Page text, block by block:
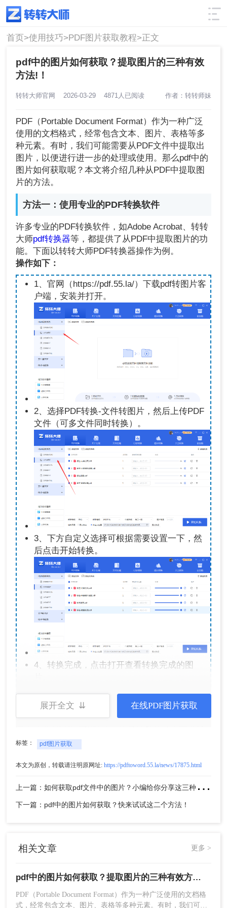
使用技巧 筛选
首页>使用技巧>PDF图片获取教程>正文
pdf中的图片如何获取？提取图片的三种有效
方法!！
转转大师官网 2026-03-29 4871人已阅读 作者：转转师妹
PDF（Portable Document Format）作为一种广泛
使用的文档格式，经常包含文本、图片、表格等多
种元素。有时，我们可能需要从PDF文件中提取出
图片，以便进行进一步的处理或使用。那么pdf中的
图片如何获取呢？本文将介绍几种从PDF中提取图
片的方法。
方法一：使用专业的PDF转换软件
许多专业的PDF转换软件，如Adobe Acrobat、转转
大师pdf转换器等，都提供了从PDF中提取图片的功
能。下面以转转大师PDF转换器操作为例。
操作如下：
1、官网（https://pdf.55.la/）下载pdf转图片客
户端，安装并打开。
2、选择PDF转换-文件转图片，然后上传PDF
文件（可多文件同时转换）。
3、下方自定义选择可根据需要设置一下，然
后点击开始转换。
4、转换完成，点击打开查看转换完成的图
方法二：使用在线工具
帮助你从PDF中提取图片。这些工具通常无需安
装，只需上传PDF文件，然后选择需要提取的图片
即可。下面以转转大师在线工具提取PDF中图片操
操作如下：
1、打开在线pdf图片获取：
2、点击“选择文件”，上传PDF文件
展开全文 ⇊ 在线PDF图片获取
标签： pdf图片获取
本文为原创，转载请注明原网址: https://pdftoword.55.la/news/17875.html
上
一篇：如何获取pdf文件中的图片？小编给你分享这三种简单的方法!！
下一篇：pdf中的图片如何获取？快来试试这二个方法！
相关文章 更多 >
pdf中的图片如何获取？提取图片的三种有效方法!！
PDF（Portable Document Format）作为一种广泛使用的文档格
式，经常包含文本、图片、表格等多种元素。有时，我们可能